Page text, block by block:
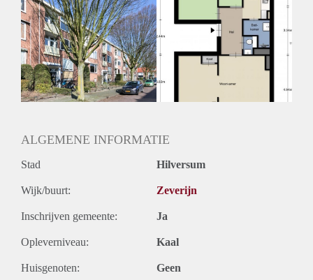
Huisdieren toegestaan: Afhankelijk van de Eigenaar
Huurtoeslag grens: Nee
Geschikt voor studenten: Afhankelijk van de Eigenaar
ALGEMENE INFORMATIE
Stad Hilversum
Wijk/buurt: Zeverijn
Inschrijven gemeente: Ja
Opleverniveau: Kaal
Huisgenoten: Geen